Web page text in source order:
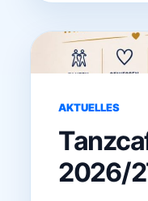
AKTUELLES
2026/